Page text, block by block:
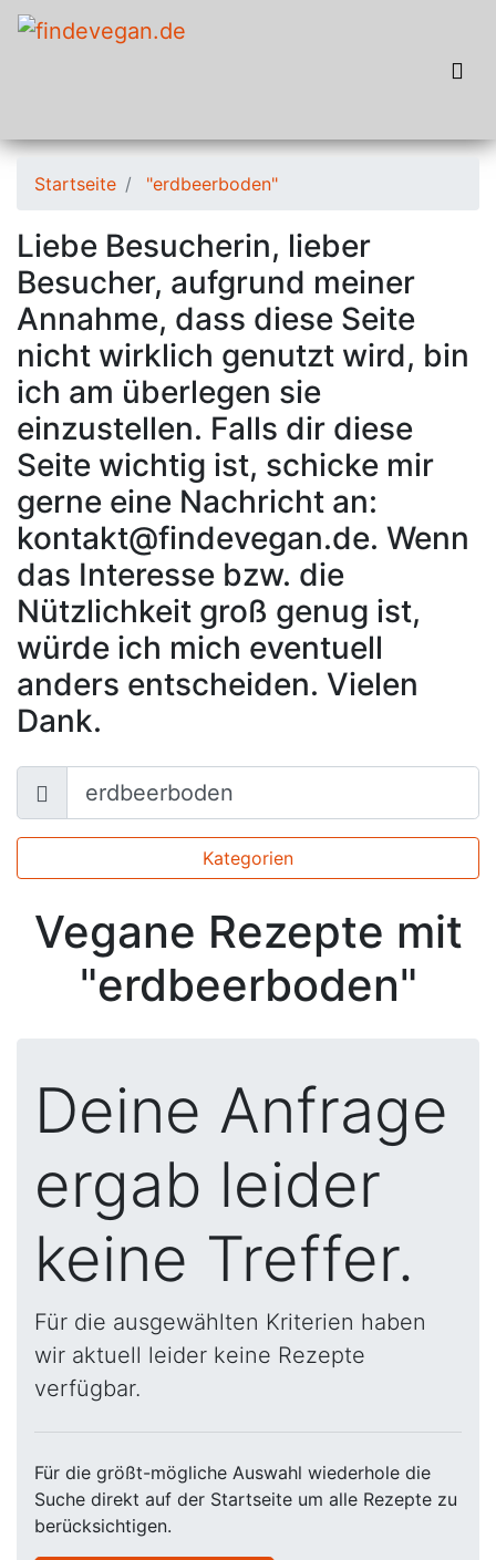
Startseite "erdbeerboden"
Liebe Besucherin, lieber
Besucher, aufgrund meiner
Annahme, dass diese Seite
nicht wirklich genutzt wird, bin
ich am überlegen sie
einzustellen. Falls dir diese
Seite wichtig ist, schicke mir
gerne eine Nachricht an:
kontakt@findevegan.de. Wenn
das Interesse bzw. die
Nützlichkeit groß genug ist,
würde ich mich eventuell
anders entscheiden. Vielen
Dank.
Kategorien
Vegane Rezepte mit
"erdbeerboden"
Deine Anfrage
ergab leider
keine Treffer.
Für die ausgewählten Kriterien haben
wir aktuell leider keine Rezepte
verfügbar.
Für die größt-mögliche Auswahl wiederhole die
Suche direkt auf der Startseite um alle Rezepte zu
berücksichtigen.